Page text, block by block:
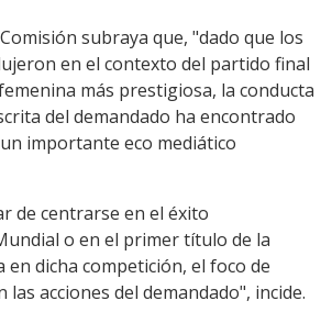
subraya que, "dado que los
en el contexto del partido final
más prestigiosa, la conducta
del demandado ha encontrado
importante eco mediático
de centrarse en el éxito
o en el primer título de la
en dicha competición, el foco de
acciones del demandado", incide.